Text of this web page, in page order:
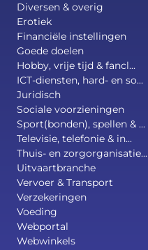
Diversen & overig
Erotiek
Financiële instellingen
Goede doelen
Hobby, vrije tijd & fancl...
ICT-diensten, hard- en so...
Juridisch
Sociale voorzieningen
Sport(bonden), spellen & ...
Televisie, telefonie & in...
Thuis- en zorgorganisatie...
Uitvaartbranche
Vervoer & Transport
Verzekeringen
Voeding
Webportal
Webwinkels